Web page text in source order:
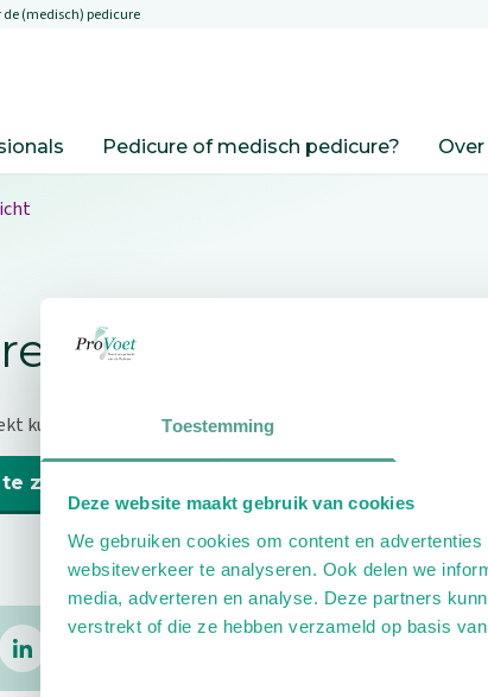
Toestemming
Deze website maakt gebruik van cookies
We gebruiken cookies om content en
websiteverkeer te analyseren. Ook delen we
media, adverteren en analyse. Deze partners
verstrekt of die ze hebben verzameld op basis
gaan
(medisch) pedicure
Pedicure of medisch pedicure?
niet gevonden
kunnen we niet vinden.
zoeken naar een andere pedicure.
linkedin